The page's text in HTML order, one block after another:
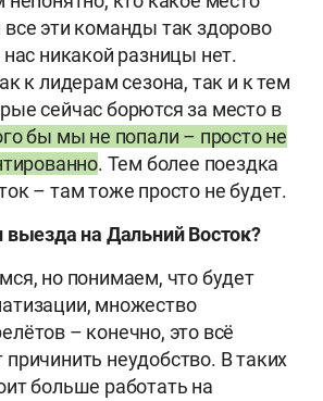
эти команды так здорово
никакой разницы нет.
к лидерам сезона, так и к тем
сейчас борются за место в
бы мы не попали – просто не
. Тем более поездка
– там тоже просто не будет.
выезда на Дальний Восток?
но понимаем, что будет
множество
– конечно, это всё
неудобство. В таких
больше работать на